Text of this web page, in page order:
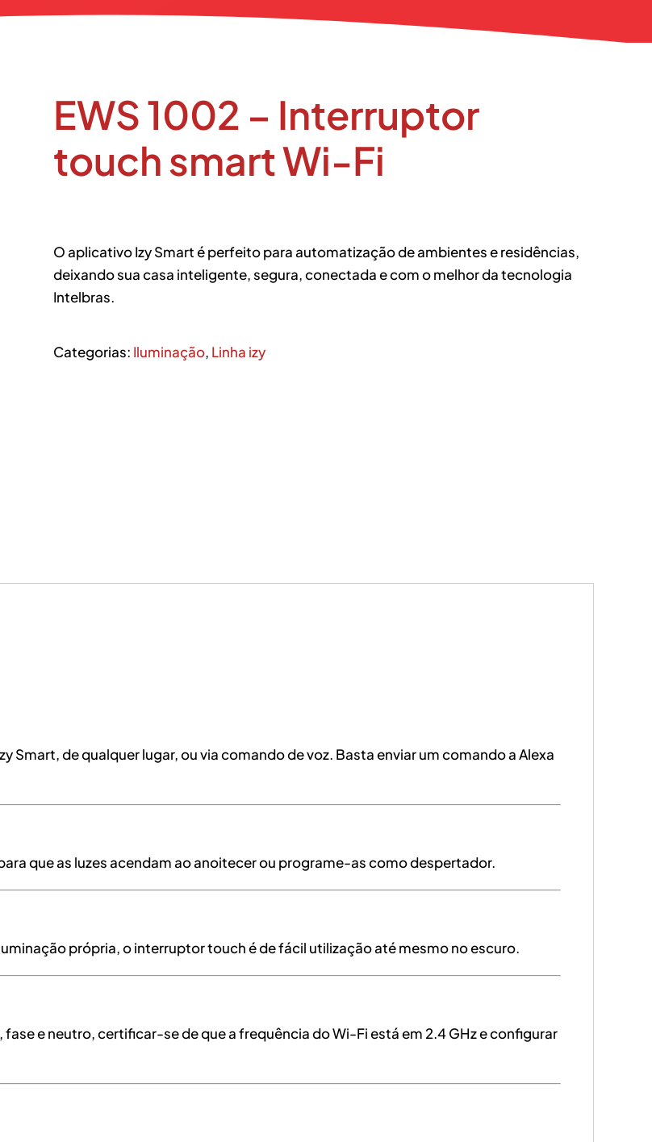
EWS 1002 – Interruptor
touch smart Wi-Fi
O aplicativo Izy Smart é perfeito para automatização de ambientes e residências,
deixando sua casa inteligente, segura, conectada e com o melhor da tecnologia
Intelbras.
Categorias: Iluminação, Linha izy
de qualquer lugar, ou via comando de voz. Basta enviar um comando a Alexa
que as luzes acendam ao anoitecer ou programe-as como despertador.
própria, o interruptor touch é de fácil utilização até mesmo no escuro.
e neutro, certificar-se de que a frequência do Wi-Fi está em 2.4 GHz e configurar